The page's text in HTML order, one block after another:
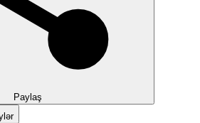
Paylaş